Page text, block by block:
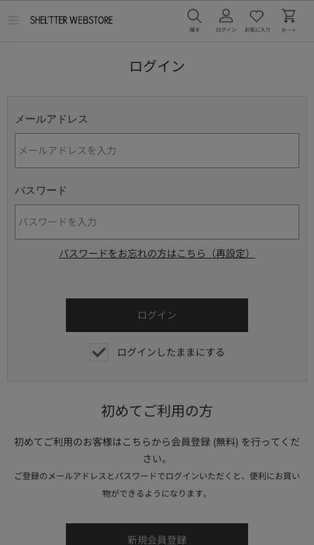
ログイン
メールアドレス
パスワード
パスワードをお忘れの方はこちら（再設定）
ログインしたままにする
初めてご利用の方
初めてご利用のお客様はこちらから会員登録 (無料) を行ってくだ
さい。
ご登録のメールアドレスとパスワードでログインいただくと、便利にお買い
物ができるようになります。